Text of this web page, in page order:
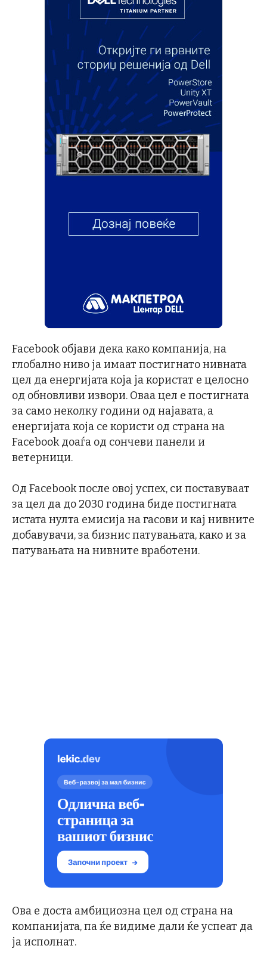
Facebook објави дека како компанија, на
глобално ниво ја имаат постигнато нивната
цел да енергијата која ја користат е целосно
од обновливи извори. Оваа цел е постигната
за само неколку години од најавата, а
енергијата која се користи од страна на
Facebook доаѓа од сончеви панели и
ветерници.
Од Facebook после овој успех, си поставуваат
за цел да до 2030 година биде постигната
истата нулта емисија на гасови и кај нивните
добавувачи, за бизнис патувањата, како и за
патувањата на нивните вработени.
Ова е доста амбициозна цел од страна на
компанијата, па ќе видиме дали ќе успеат да
ја исполнат.